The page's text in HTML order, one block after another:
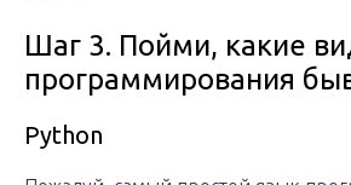
Шаг 3. Пойми, какие
программирования
Python